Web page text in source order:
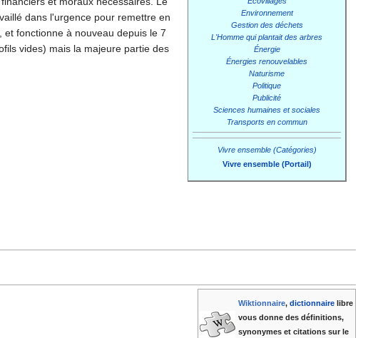
Environnement
Gestion des déchets
L'Homme qui plantait des arbres
Énergie
Énergies renouvelables
Naturisme
Politique
Publicité
Sciences humaines et sociales
Transports en commun
Vivre ensemble (Catégories)
Vivre ensemble (Portail)
dans l'urgence pour remettre en
fonctionne à nouveau depuis le 7
vides) mais la majeure partie des
Wiktionnaire, dictionnaire libre
vous donne des définitions,
synonymes et citations sur le